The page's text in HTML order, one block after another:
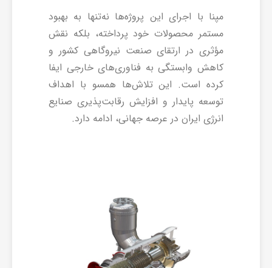
مپنا با اجرای این پروژه‌ها نه‌تنها به بهبود
مستمر محصولات خود پرداخته، بلکه نقش
مؤثری در ارتقای صنعت نیروگاهی کشور و
کاهش وابستگی به فناوری‌های خارجی ایفا
کرده است. این تلاش‌ها همسو با اهداف
توسعه پایدار و افزایش رقابت‌پذیری صنایع
انرژی ایران در عرصه جهانی، ادامه دارد.